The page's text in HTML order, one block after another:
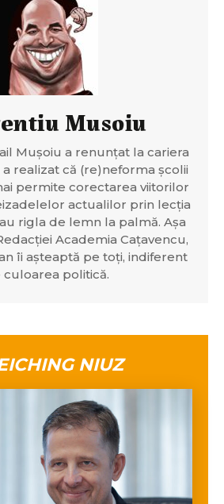
Musoiu
Mușoiu a renunțat la cariera
realizat că (re)neforma școlii
permite corectarea viitorilor
actualilor prin lecția
rigla de lemn la palmă. Așa
Academia Cațavencu,
îi așteaptă pe toți, indiferent
culoarea politică.
NIUZ